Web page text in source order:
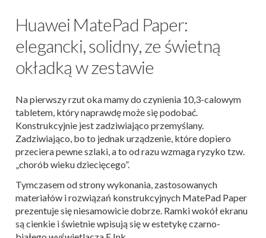
Huawei MatePad Paper:
elegancki, solidny, ze świetną
okładką w zestawie
Na pierwszy rzut oka mamy do czynienia 10,3-calowym
tabletem, który naprawdę może się podobać.
Konstrukcyjnie jest zadziwiająco przemyślany.
Zadziwiająco, bo to jednak urządzenie, które dopiero
przeciera pewne szlaki, a to od razu wzmaga ryzyko tzw.
„chorób wieku dziecięcego”.
Tymczasem od strony wykonania, zastosowanych
materiałów i rozwiązań konstrukcyjnych MatePad Paper
prezentuje się niesamowicie dobrze. Ramki wokół ekranu
są cienkie i świetnie wpisują się w estetykę czarno-